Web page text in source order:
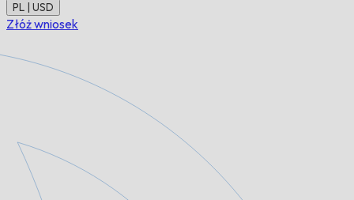
PL | USD
Złóż wniosek